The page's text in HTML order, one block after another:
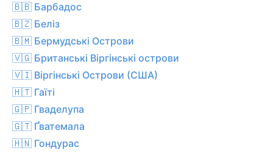
🇧🇧 Барбадос
🇧🇿 Беліз
🇧🇲 Бермудські Острови
🇻🇬 Британські Віргінські острови
🇻🇮 Віргінські Острови (США)
🇭🇹 Гаїті
🇬🇵 Гваделупа
🇬🇹 Ґватемала
🇭🇳 Гондурас